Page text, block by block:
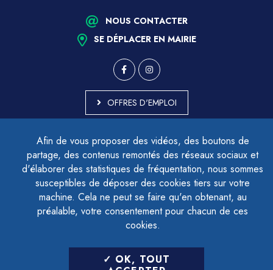
Afin de vous proposer des vidéos, des boutons de
partage, des contenus remontés des réseaux sociaux et
d'élaborer des statistiques de fréquentation, nous sommes
susceptibles de déposer des cookies tiers sur votre
machine. Cela ne peut se faire qu'en obtenant, au
préalable, votre consentement pour chacun de ces
cookies.
OK, TOUT
NOUS CONTACTER
SE DÉPLACER EN MAIRIE
OFFRES D'EMPLOI
ACCESSIBILITÉ - PARTIELLEMENT CONFORME
PLAN DU SITE
MENTIONS LÉGALES
CONTACTER LE DÉLÉGUÉ À LA PROTECTION DES DONNÉES
GESTION DES COOKIES
LETTRE D'INFORMATION
SAISIR VOTRE ADRESSE E-MAIL